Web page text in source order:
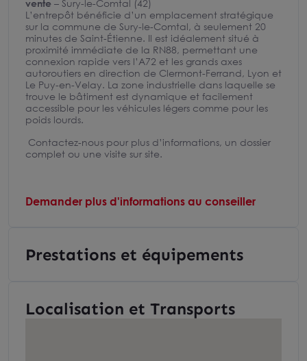
vente – Sury-le-Comtal (42)
L’entrepôt bénéficie d’un emplacement stratégique
sur la commune de Sury-le-Comtal, à seulement 20
minutes de Saint-Étienne. Il est idéalement situé à
proximité immédiate de la RN88, permettant une
connexion rapide vers l’A72 et les grands axes
autoroutiers en direction de Clermont-Ferrand, Lyon et
Le Puy-en-Velay. La zone industrielle dans laquelle se
trouve le bâtiment est dynamique et facilement
accessible pour les véhicules légers comme pour les
poids lourds.
Contactez-nous pour plus d’informations, un dossier
complet ou une visite sur site.
Demander plus d'informations au conseiller
Prestations et équipements
Localisation et Transports